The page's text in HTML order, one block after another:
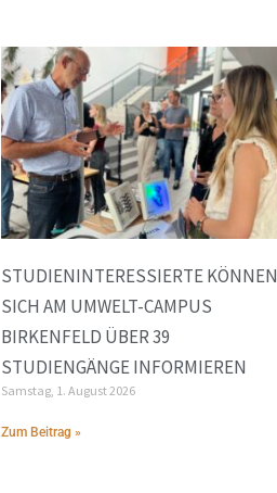
STUDIENINTERESSIERTE KÖNNEN
SICH AM UMWELT-CAMPUS
BIRKENFELD ÜBER 39
STUDIENGÄNGE INFORMIEREN
Samstag, 1. August 2026
Zum Beitrag »